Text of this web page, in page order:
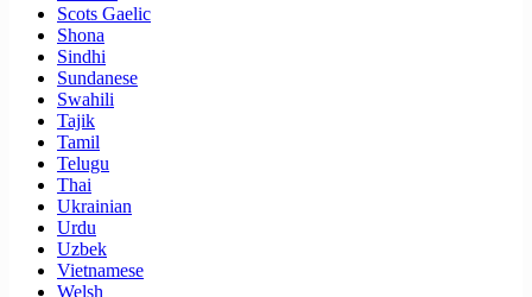
Scots Gaelic
Shona
Sindhi
Sundanese
Swahili
Tajik
Tamil
Telugu
Thai
Ukrainian
Urdu
Uzbek
Vietnamese
Welsh